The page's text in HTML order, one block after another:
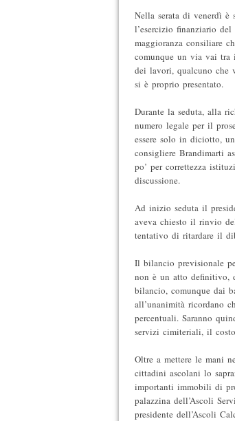
Nella serata di venerdì
l’esercizio finanziario
maggioranza consiliare
comunque un via vai tra
dei lavori, qualcuno che
si è proprio presentato.
Durante la seduta, alla
numero legale per il
essere solo in diciotto,
consigliere Brandimarti
po’ per correttezza
discussione.
Ad inizio seduta il
aveva chiesto il rinvio
tentativo di ritardare il
Il bilancio previsionale
non è un atto definitivo,
bilancio, comunque dai
all’unanimità ricordano
percentuali. Saranno
servizi cimiteriali, il
Oltre a mettere le mani
cittadini ascolani lo
importanti immobili di
palazzina dell’Ascoli
presidente dell’Ascoli